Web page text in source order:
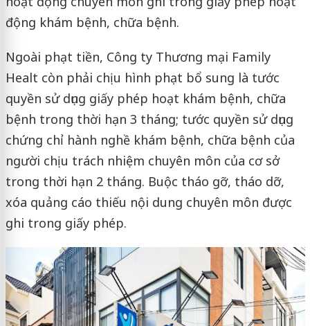
động khám bệnh, chữa bệnh.
Ngoài phạt tiền, Công ty Thương mại Family
Healt còn phải chịu hình phạt bổ sung là tước
quyền sử dụng giấy phép hoạt khám bệnh, chữa
bệnh trong thời hạn 3 tháng; tước quyền sử dụng
chứng chỉ hành nghề khám bệnh, chữa bệnh của
người chịu trách nhiệm chuyên môn của cơ sở
trong thời hạn 2 tháng. Buộc tháo gỡ, tháo dỡ,
xóa quảng cáo thiếu nội dung chuyên môn được
ghi trong giấy phép.